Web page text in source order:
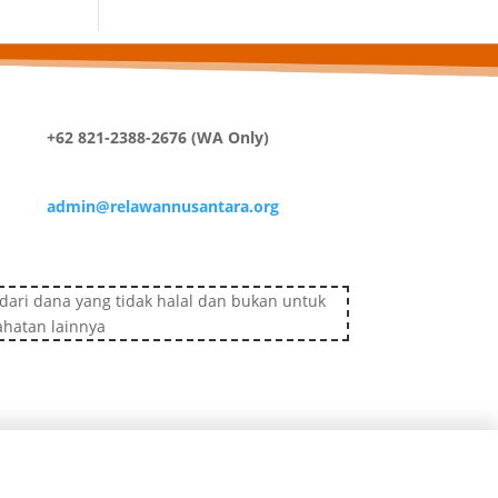
+62 821-2388-2676 (WA Only)
admin@relawannusantara.org
dana yang tidak halal dan bukan untuk
lainnya